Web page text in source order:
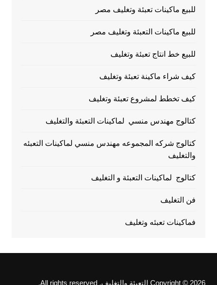
للبيع ماكينات تعبئة وتغليف مصر
للبيع ماكينات التعبئة وتغليف مصر
للبيع خط انتاج تعبئة وتغليف
كيف شراء ماكينة تعبئة وتغليف
كيف تخطط لمشروع تعبئة وتغليف
كتالوج مهندس منسي لماكينات التعبئة والتغليف
كتالوج شركه المجموعه مهندس منسي لماكينات التعبئه
والتغليف
كتالوج لماكينات التعبئة و التغليف
فن التغليف
فماكينات تعبئه وتغليف
Copyright © 2026 التعبئة والتغليف. All rights reserved.